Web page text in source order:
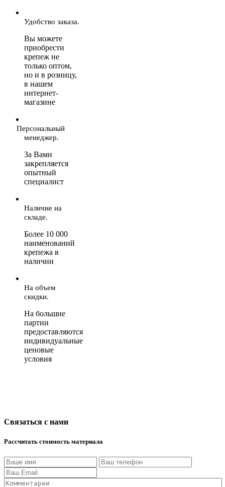
Удобство заказа.
Вы можете
приобрести
крепеж не
только оптом,
но и в розницу,
в нашем
интернет-
магазине
Персональный
менеджер.
За Вами
закрепляется
опытный
специалист
Наличие на
складе.
Более 10 000
наименований
крепежа в
наличии
На объем
скидки.
На большие
партии
предоставляются
индивидуальные
ценовые
условия
Связаться с нами
Рассчитать стоимость материала